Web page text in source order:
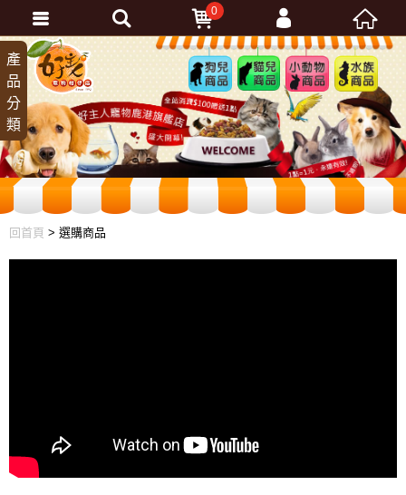
狗兒
商品
貓兒
商品
小動
物商
品
水族
商品
回首頁 > 選購商品
產
品
分
類
0
會員登入
忘記密碼
加入會員
訂單查詢